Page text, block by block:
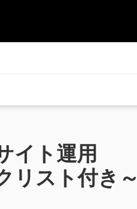
イト運用
リスト付き～